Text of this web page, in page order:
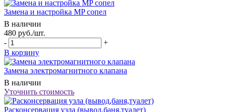
Замена и настройка MP сопел
В наличии
480 руб./шт.
-
+
В корзину
Замена электромагнитного клапана
В наличии
Уточнить стоимость
Расконсервация узла (вывод,баня,туалет)